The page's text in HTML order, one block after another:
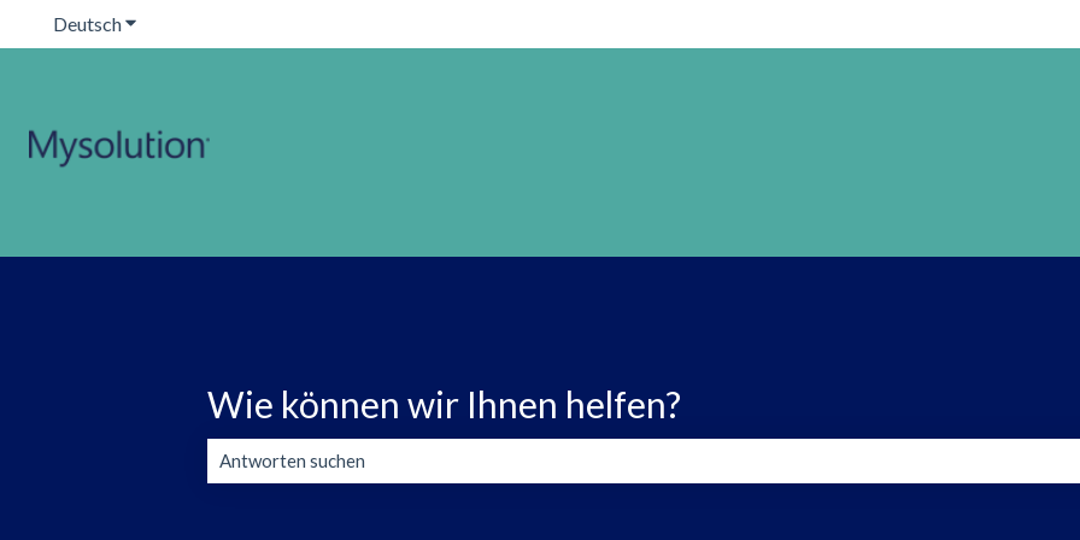
DeutschUntermenü für Übersetzungen anzeigen
Wie können wir Ihnen helfen?